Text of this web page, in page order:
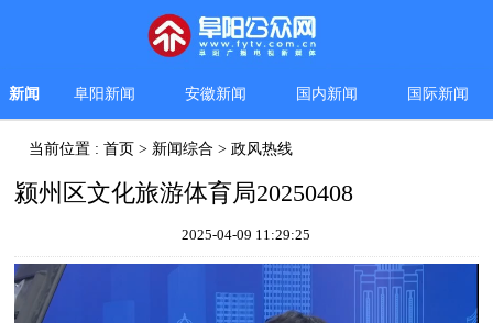
新闻 阜阳新闻 安徽新闻 国内新闻 国际新闻
当前位置 :首页 > 新闻综合 >政风热线
颍州区文化旅游体育局20250408
2025-04-09 11:29:25